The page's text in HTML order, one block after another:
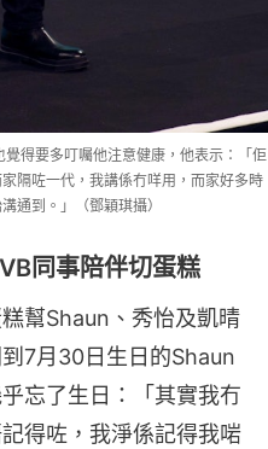
得要多叮囑他注意健康，他表示：「佢
隔咗一代，我講係冇咩用，而家好多時
通到。」（鄧穎琪攝）
同事陪伴切蛋糕
幫Shaun、秀怡及凱晴
7月30日生日的Shaun
忘了生日：「其實我冇
得咗，我淨係記得我啱